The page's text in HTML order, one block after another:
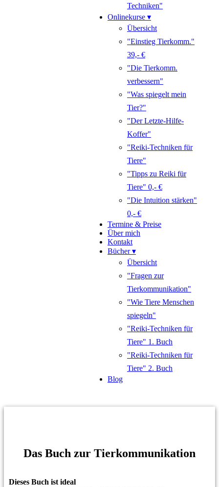
Techniken"
Onlinekurse ▾
Übersicht
"Einstieg Tierkomm."
39,- €
"Die Tierkomm.
verbessern"
"Was spiegelt mein
Tier?"
"Der Letzte-Hilfe-
Koffer"
"Reiki-Techniken für
Tiere"
"Tipps zu Reiki für
Tiere" 0,- €
"Die Intuition stärken"
0,- €
Termine & Preise
Über mich
Kontakt
Bücher ▾
Übersicht
"Fragen zur
Tierkommunikation"
"Wie Tiere Menschen
spiegeln"
"Reiki-Techniken für
Tiere" 1. Buch
"Reiki-Techniken für
Tiere" 2. Buch
Blog
Das Buch zur Tierkommunikation
Dieses Buch ist ideal